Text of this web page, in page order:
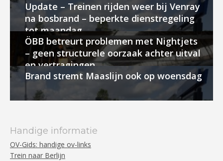
Update – Treinen rijden weer bij Venray
na bosbrand – beperkte dienstregeling
tot maandag
ÖBB betreurt problemen met Nightjets
– geen structurele oorzaak achter uitval
en vertragingen
Brand stremt Maaslijn ook op woensdag
Handige informatie
OV-Gids: handige ov-links
Trein naar Berlijn